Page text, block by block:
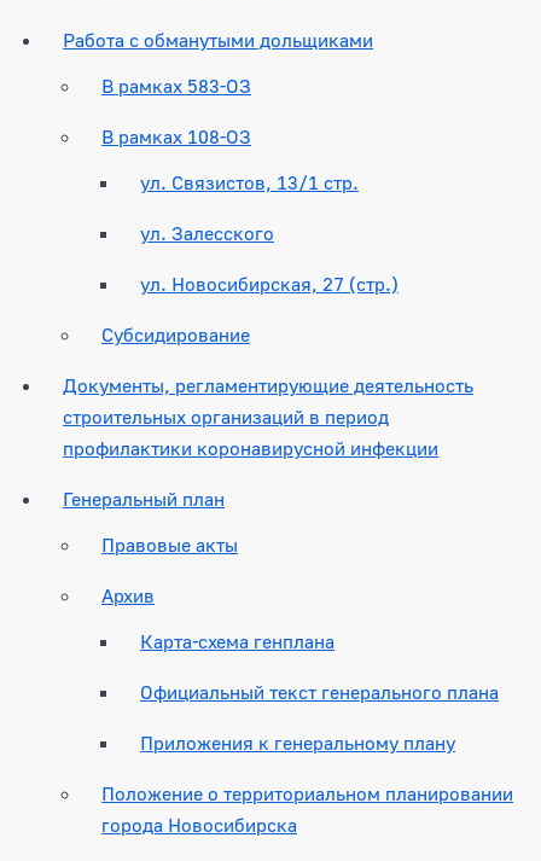
Работа с обманутыми дольщиками
В рамках 583-ОЗ
В рамках 108-ОЗ
ул. Связистов, 13/1 стр.
ул. Залесского
ул. Новосибирская, 27 (стр.)
Субсидирование
Документы, регламентирующие деятельность
строительных организаций в период
профилактики коронавирусной инфекции
Генеральный план
Правовые акты
Архив
Карта-схема генплана
Официальный текст генерального плана
Приложения к генеральному плану
Положение о территориальном планировании
города Новосибирска